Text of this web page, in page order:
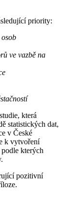
priority:
ve vazbě na
která
statistických dat,
v České
k vytvoření
kterých
pozitivní